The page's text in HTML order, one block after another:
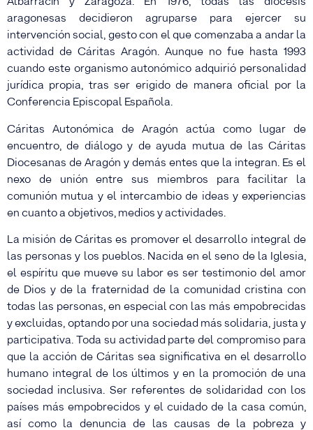
aragonesas decidieron agruparse para ejercer su
intervención social, gesto con el que comenzaba a andar la
actividad de Cáritas Aragón. Aunque no fue hasta 1993
cuando este organismo autonómico adquirió personalidad
jurídica propia, tras ser erigido de manera oficial por la
Conferencia Episcopal Española.
Cáritas Autonómica de Aragón actúa como lugar de
encuentro, de diálogo y de ayuda mutua de las Cáritas
Diocesanas de Aragón y demás entes que la integran. Es el
nexo de unión entre sus miembros para facilitar la
comunión mutua y el intercambio de ideas y experiencias
en cuanto a objetivos, medios y actividades.
La misión de Cáritas es promover el desarrollo integral de
las personas y los pueblos. Nacida en el seno de la Iglesia,
el espíritu que mueve su labor es ser testimonio del amor
de Dios y de la fraternidad de la comunidad cristina con
todas las personas, en especial con las más empobrecidas
y excluidas, optando por una sociedad más solidaria, justa y
participativa. Toda su actividad parte del compromiso para
que la acción de Cáritas sea significativa en el desarrollo
humano integral de los últimos y en la promoción de una
sociedad inclusiva. Ser referentes de solidaridad con los
países más empobrecidos y el cuidado de la casa común,
así como la denuncia de las causas de la pobreza y